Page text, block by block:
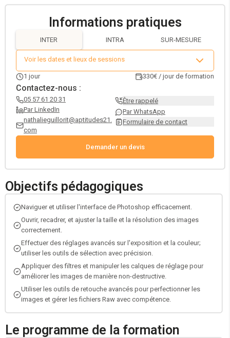
Objectifs pédagogiques
Naviguer et utiliser l'interface de Photoshop efficacement.
Ouvrir, recadrer, et ajuster la taille et la résolution des images
correctement.
Effectuer des réglages avancés sur l'exposition et la couleur;
utiliser les outils de sélection avec précision.
Appliquer des filtres et manipuler les calques de réglage pour
améliorer les images de manière non-destructive.
Utiliser les outils de retouche avancés pour perfectionner les
images et gérer les fichiers Raw avec compétence.
Le programme de la formation
Informations pratiques
INTER INTRA SUR-MESURE
Voir les dates et lieux de sessions
1 jour 330€ / jour de formation
Contactez-nous :
05 57 61 20 31
Par LinkedIn
nathalieguillorit@aptitudes21.
com
Être rappelé
Par WhatsApp
Formulaire de contact
Demander un devis